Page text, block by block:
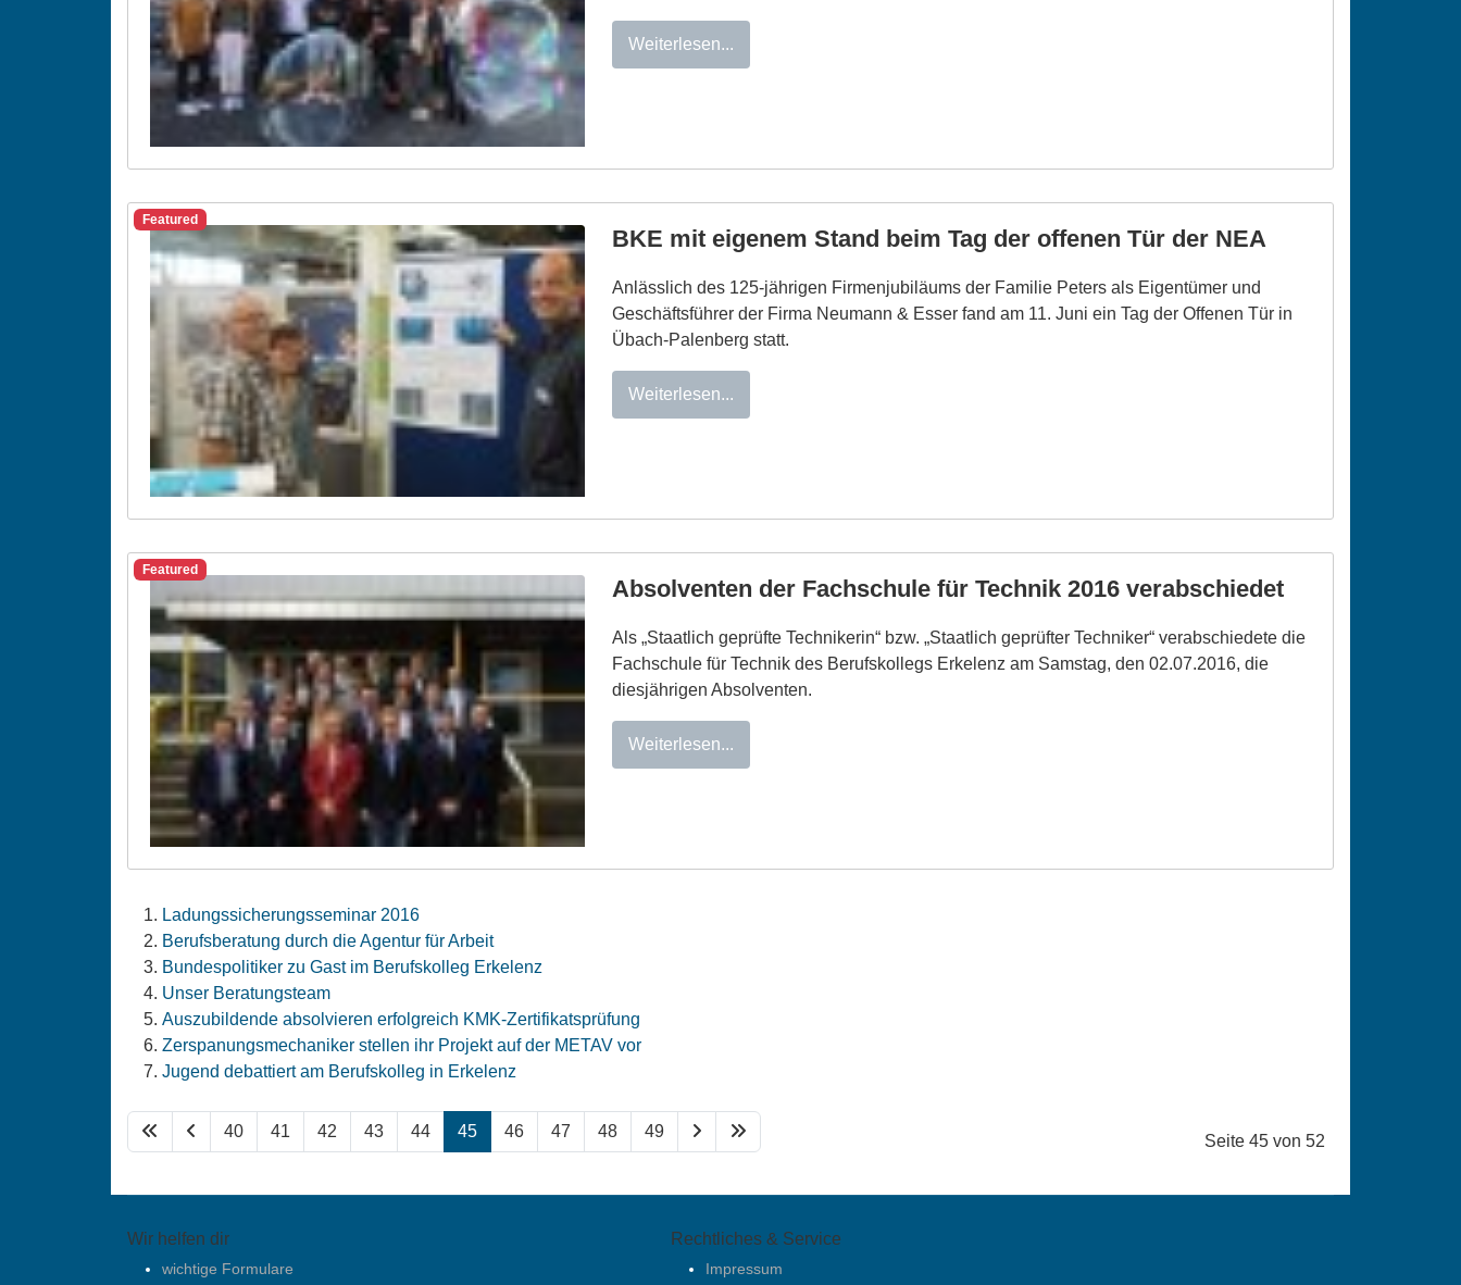
Weiterlesen...
Featured
BKE mit eigenem Stand beim Tag der offenen Tür der NEA
Anlässlich des 125-jährigen Firmenjubiläums der Familie Peters als Eigentümer und
Geschäftsführer der Firma Neumann & Esser fand am 11. Juni ein Tag der Offenen Tür in
Übach-Palenberg statt.
Weiterlesen...
Featured
Absolventen der Fachschule für Technik 2016 verabschiedet
Als „Staatlich geprüfte Technikerin“ bzw. „Staatlich geprüfter Techniker“ verabschiedete die
Fachschule für Technik des Berufskollegs Erkelenz am Samstag, den 02.07.2016, die
diesjährigen Absolventen.
Weiterlesen...
Ladungssicherungsseminar 2016
Berufsberatung durch die Agentur für Arbeit
Bundespolitiker zu Gast im Berufskolleg Erkelenz
Unser Beratungsteam
Auszubildende absolvieren erfolgreich KMK-Zertifikatsprüfung
Zerspanungsmechaniker stellen ihr Projekt auf der METAV vor
Jugend debattiert am Berufskolleg in Erkelenz
Seite 45 von 52
40 41 42 43 44 45 46 47 48 49
Wir helfen dir
wichtige Formulare
Rechtliches & Service
Impressum